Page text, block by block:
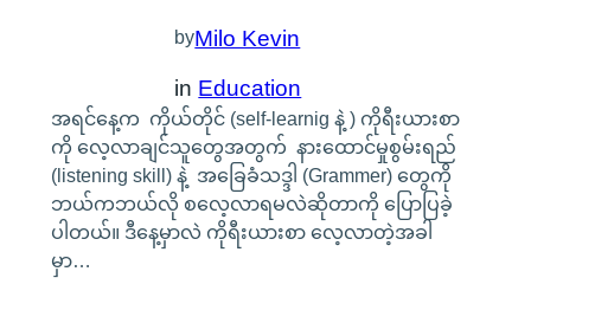
byMilo Kevin
in Education
အရင်နေ့က ကိုယ်တိုင် (self-learnig နဲ့ ) ကိုရီးယားစာ
ကို လေ့လာချင်သူတွေအတွက် နားထောင်မှုစွမ်းရည်
(listening skill) နဲ့ အခြေခံသဒ္ဒါ (Grammer) တွေကို
ဘယ်ကဘယ်လို စလေ့လာရမလဲဆိုတာကို ပြောပြခဲ့
ပါတယ်။ ဒီနေ့မှာလဲ ကိုရီးယားစာ လေ့လာတဲ့အခါ
မှာ…